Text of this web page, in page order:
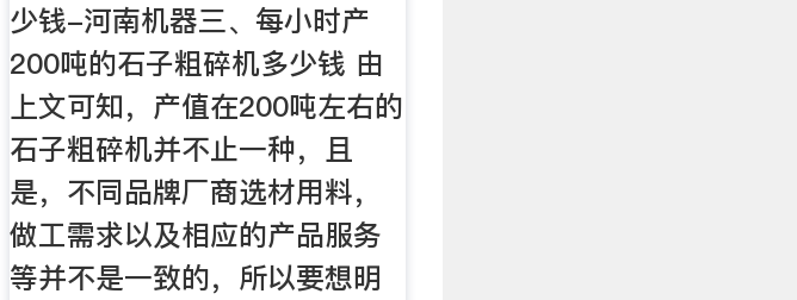
少钱-河南机器三、每小时产
200吨的石子粗碎机多少钱 由
上文可知，产值在200吨左右的
石子粗碎机并不止一种，且
是，不同品牌厂商选材用料，
做工需求以及相应的产品服务
等并不是一致的，所以要想明